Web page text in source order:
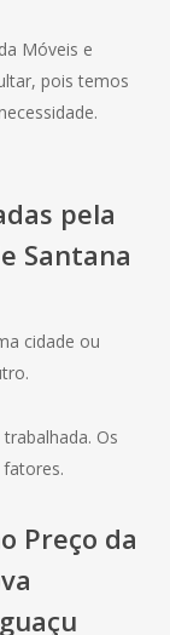
Móveis e
pois temos
pela
Santana
cidade ou
Os
Preço da